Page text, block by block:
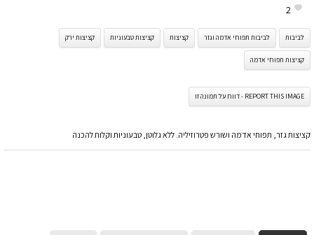
2
לביבות לביבות תפוחי אדמה וגזר קציצות קציצות טבעוניות קציצות ירק
קציצות תפוחי אדמה
REPORT THIS IMAGE - דווח על תמונה זו
קציצות גזר, תפוחי אדמה ושורש פטרוזיליה. ללא גלוטן, טבעוניות וקלות להכנה